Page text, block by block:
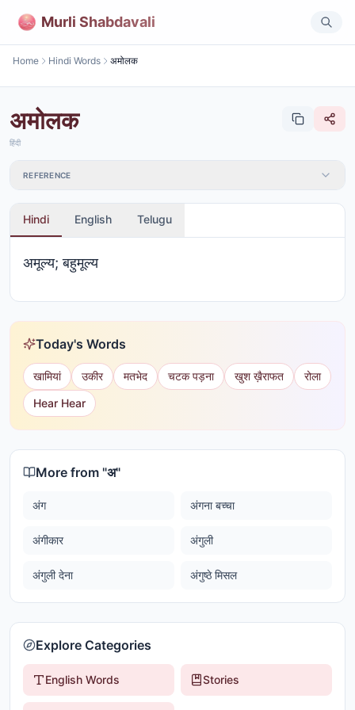
Murli Shabdavali
Home Hindi Words अमोलक
अमोलक
हिंदी
REFERENCE
Hindi English Telugu
अमूल्य; बहुमूल्य
Today's Words
खामियां उकीर मतभेद चटक पड़ना खुश ख़ैराफत
रोला
Hear Hear
More from "अ"
अंग अंगना बच्चा
अंगीकार अंगुली
अंगुली देना अंगुष्ठे मिसल
Explore Categories
English Words Stories